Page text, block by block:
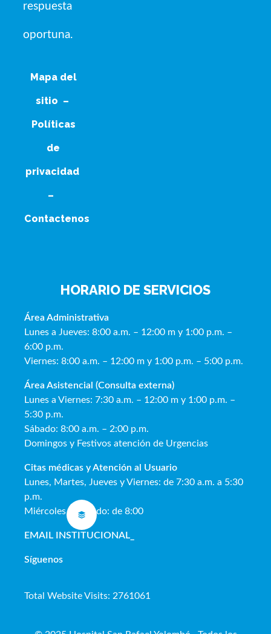
respuesta
oportuna.
Mapa del
sitio –
Políticas
de
privacidad
–
Contactenos
HORARIO DE SERVICIOS
Área Administrativa
Lunes a Jueves: 8:00 a.m. – 12:00 m y 1:00 p.m. –
6:00 p.m.
Viernes: 8:00 a.m. – 12:00 m y 1:00 p.m. – 5:00 p.m.
Área Asistencial (Consulta externa)
Lunes a Viernes: 7:30 a.m. – 12:00 m y 1:00 p.m. –
5:30 p.m.
Sábado: 8:00 a.m. – 2:00 p.m.
Domingos y Festivos atención de Urgencias
Citas médicas y Atención al Usuario
Lunes, Martes, Jueves y Viernes: de 7:30 a.m. a 5:30
p.m.
Miércoles y Sábado: de 8:00
EMAIL INSTITUCIONAL
Síguenos
Total Website Visits: 2761061